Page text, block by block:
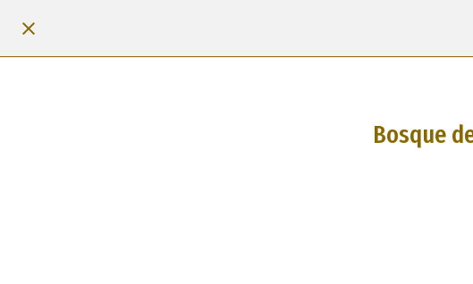
Bosque